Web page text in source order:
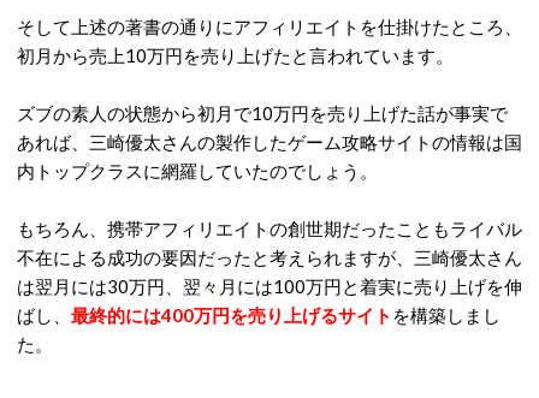
そして上述の著書の通りにアフィリエイトを仕掛けたところ、
初月から売上10万円を売り上げたと言われています。
ズブの素人の状態から初月で10万円を売り上げた話が事実で
あれば、三崎優太さんの製作したゲーム攻略サイトの情報は国
内トップクラスに網羅していたのでしょう。
もちろん、携帯アフィリエイトの創世期だったこともライバル
不在による成功の要因だったと考えられますが、三崎優太さん
は翌月には30万円、翌々月には100万円と着実に売り上げを伸
ばし、 最終的には400万円を売り上げるサイト を構築しまし
た。